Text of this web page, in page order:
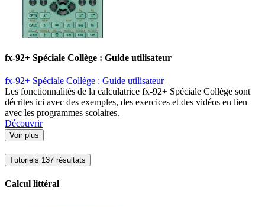
fx-92+ Spéciale Collège : Guide utilisateur ​
fx-92+ Spéciale Collège : Guide utilisateur ​
Les fonctionnalités de la calculatrice fx-92+ Spéciale Collège sont
décrites ici avec des exemples, des exercices et des vidéos en lien
avec les programmes scolaires.
Découvrir
Voir plus
Tutoriels 137 résultats
Calcul littéral